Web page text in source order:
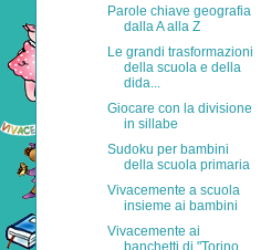
Parole chiave geografia
dalla A alla Z
Le grandi trasformazioni
della scuola e della
dida...
Giocare con la divisione
in sillabe
Sudoku per bambini
della scuola primaria
Vivacemente a scuola
insieme ai bambini
Vivacemente ai